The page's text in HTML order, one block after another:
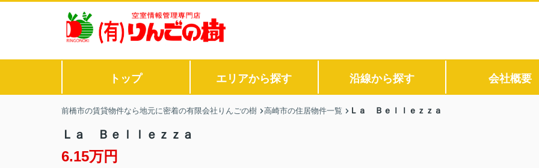
トップ エリアから探す 沿線から探す 会社概要
前橋市の賃貸物件なら地元に密着の有限会社りんごの樹 高崎市の住居物件一覧 Ｌａ Ｂｅｌｌｅｚｚａ
Ｌａ Ｂｅｌｌｅｚｚａ
6.15万円